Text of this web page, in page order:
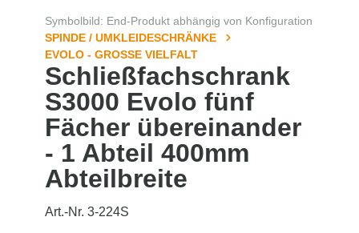
Symbolbild: End-Produkt abhängig von Konfiguration
SPINDE / UMKLEIDESCHRÄNKE
EVOLO - GROSSE VIELFALT
Schließfachschrank
S3000 Evolo fünf
Fächer übereinander
- 1 Abteil 400mm
Abteilbreite
Art.-Nr. 3-224S